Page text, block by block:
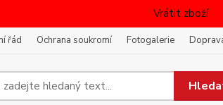
Vrátit zboží
řád Ochrana soukromí Fotogalerie